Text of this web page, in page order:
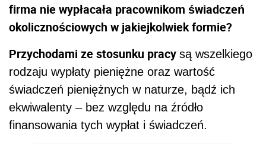
firma nie wypłacała pracownikom świadczeń
okolicznościowych w jakiejkolwiek formie?
Przychodami ze stosunku pracy są wszelkiego
rodzaju wypłaty pieniężne oraz wartość
świadczeń pieniężnych w naturze, bądź ich
ekwiwalenty – bez względu na źródło
finansowania tych wypłat i świadczeń.